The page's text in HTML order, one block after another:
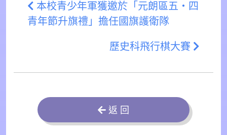
本校青少年軍獲邀於「元朗區五‧四
青年節升旗禮」擔任國旗護衛隊
歷史科飛行棋大賽
返 回